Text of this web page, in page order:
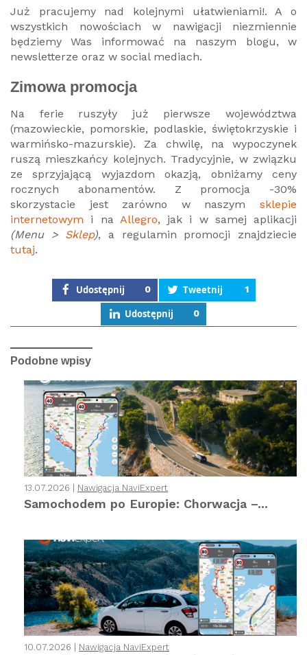
Już pracujemy nad kolejnymi ułatwieniami!. A o
wszystkich nowościach w nawigacji niezmiennie
będziemy Was informować na naszym blogu, w
newsletterze oraz w social mediach.
Zimowa promocja
Na ferie ruszyły już pierwsze województwa
(mazowieckie, pomorskie, podlaskie, świętokrzyskie i
warmińsko-mazurskie). Za chwilę, na wypoczynek
ruszą mieszkańcy kolejnych. Tradycyjnie, w związku
ze sprzyjającą wyjazdom okazją, obniżamy ceny
rocznych abonamentów. Z promocja -30%
skorzystacie jest zarówno w naszym sklepie
internetowym i na Allegro, jak i w samej aplikacji
(Menu > Sklep), a regulamin promocji znajdziecie
tutaj.
Udostępnij 0 Tweetnij 1
Udostępnij 0
Podobne wpisy
13.07.2026 | Nawigacja NaviExpert
Samochodem po Europie: Chorwacja –...
10.07.2026 | Nawigacja NaviExpert